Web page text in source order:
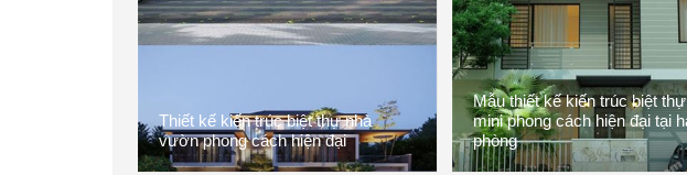
Thiết kế kiến trúc biệt thự nhà
vườn phong cách hiện đại
Mẫu thiết kế kiến trúc biệt thự
mini phong cách hiện đại tại
phòng